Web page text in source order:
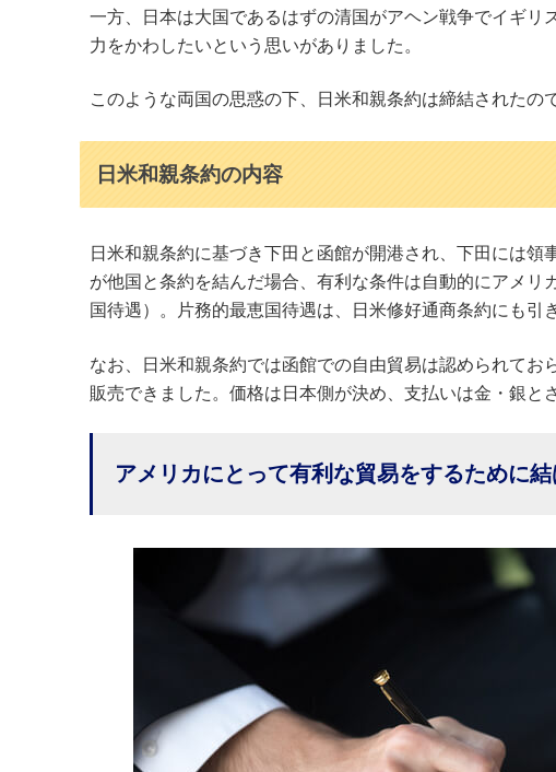
一方、日本は大国であるはずの清国がアヘン戦争でイギ
力をかわしたいという思いがありました。
このような両国の思惑の下、日米和親条約は締結されたの
日米和親条約の内容
日米和親条約に基づき下田と函館が開港され、下田には
が他国と条約を結んだ場合、有利な条件は自動的にアメ
国待遇）。片務的最恵国待遇は、日米修好通商条約にも引
なお、日米和親条約では函館での自由貿易は認められて
販売できました。価格は日本側が決め、支払いは金・銀と
アメリカにとって有利な貿易をするために